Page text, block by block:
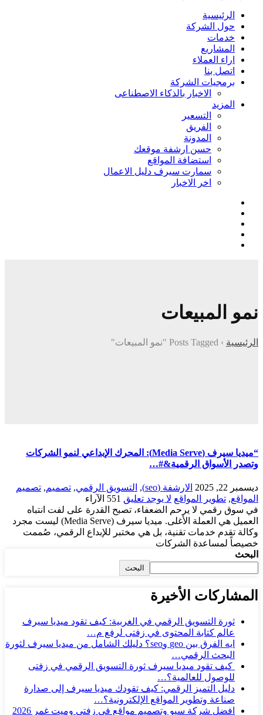
الرئيسية
حول الشركة
خدمات
المشاريع
اراء العملاء
اتصل بنا
برمجيات الشركة
الاخبار بالذكاء الاصطناعى
المزيد
التسعير
الفريق
المدونة
حسن ارشفة موقعك
استضافة المواقع
سمارت سيرف دليل الاعمال
اخر الاخبار
نمو المبيعات
الرئيسية › Posts Tagged "نمو المبيعات"
“ميديا سيرف (Media Serve): المحرك الإبداعي لنمو الشركات
وتصدر الأسواق الرقمية&#…
ديسمبر 22, 2025 الارشفة (seo) , التسويق الرقمي, تصميم, تصميم
المواقع, تطوير المواقع لا يوجد تعليق 551 الآراء
في سوق رقمي لا يرحم الضعفاء، تصبح القدرة على لفت انتباه
العميل هي العملة الأغلى. ميديا سيرف (Media Serve) ليست مجرد
وكالة تقدم خدمات تقنية، بل هي مختبر للإبداع الرقمي، صُممت
خصيصاً لمساعدة الشركات
البحث
البحث
المشاركات الأخيرة
ثورة التسويق الرقمي في الغربية: كيف تقود ميديا سيرف
عالم كتابة المحتوى في زفتى لرفع م…
ايه الفرق بين geo وseo؟ دليلك الشامل من ميديا سيرف لثورة
البحث الرقمي…
كيف تقود ميديا سيرف ثورة التسويق الرقمي في زفتى
للوصول للعالمية؟…
دليل التميز الرقمي: كيف تقودك ميديا سيرف إلى صدارة
صناعة وتطوير المواقع الإلكترونية؟…
افضل شركة سيو وتصميم مواقع فى زفتى وميت غمر 2026